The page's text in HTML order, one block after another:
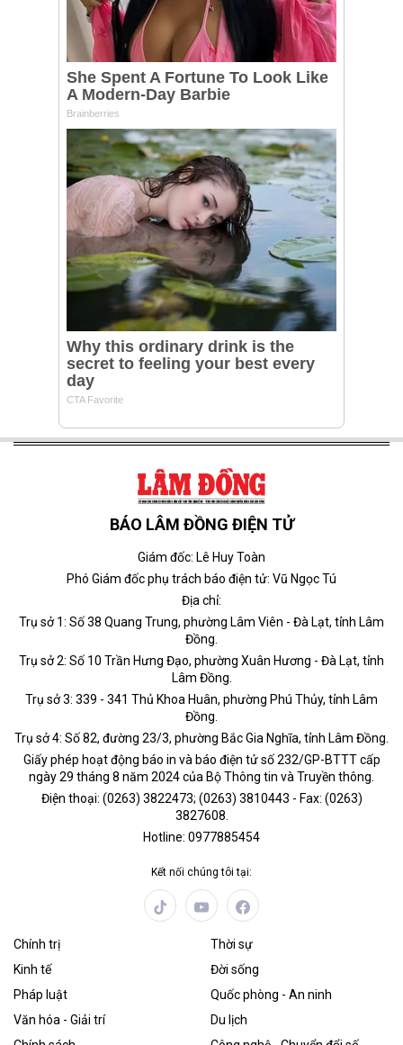
BÁO LÂM ĐỒNG ĐIỆN TỬ
Giám đốc: Lê Huy Toàn
Phó Giám đốc phụ trách báo điện tử: Vũ Ngọc Tú
Địa chỉ:
Trụ sở 1: Số 38 Quang Trung, phường Lâm Viên - Đà Lạt, tỉnh Lâm
Đồng.
Trụ sở 2: Số 10 Trần Hưng Đạo, phường Xuân Hương - Đà Lạt, tỉnh
Lâm Đồng.
Trụ sở 3: 339 - 341 Thủ Khoa Huân, phường Phú Thủy, tỉnh Lâm
Đồng.
Trụ sở 4: Số 82, đường 23/3, phường Bắc Gia Nghĩa, tỉnh Lâm Đồng.
Giấy phép hoạt động báo in và báo điện tử số 232/GP-BTTT cấp
ngày 29 tháng 8 năm 2024 của Bộ Thông tin và Truyền thông.
Điện thoại: (0263) 3822473; (0263) 3810443 - Fax: (0263)
3827608.
Hotline: 0977885454
Kết nối chúng tôi tại:
Chính trị
Thời sự
Kinh tế
Đời sống
Pháp luật
Quốc phòng - An ninh
Văn hóa - Giải trí
Du lịch